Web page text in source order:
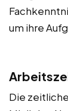
um ihre
Die